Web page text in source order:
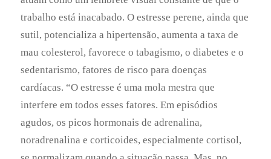
estresse constante, esses níveis hormonais são
mantidos e aumentam os riscos (à saúde)”, diz Lázaro
Fernandes de Miranda, coordenador da Cardiologia
do Hospital Santa Lúcia, em Brasília.
Além da obesidade, dos problemas digestivos e das
doenças cardiovasculares, o estresse está envolvido
nos distúrbios do sono, em doenças autoimunes e
cânceres. “Evitar as fontes de tensão prolonga a